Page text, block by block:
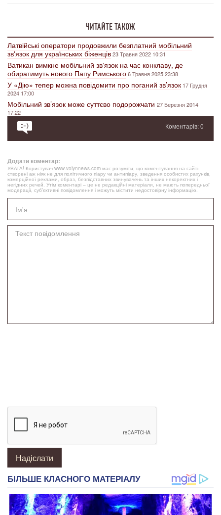
ЧИТАЙТЕ ТАКОЖ
Латвійські оператори продовжили безплатний мобільний
зв'язок для українських біженців23 Травня 2022 10:31
Ватикан вимкне мобільний звʼязок на час конклаву, де
обиратимуть нового Папу Римського6 Травня 2025 23:38
У «Дію» тепер можна повідомити про поганий зв’язок 17 Грудня
2024 17:00
Мобільний зв’язок може суттєво подорожчати 27 Березня 2014
17:22
Коментарів: 0
Додати коментар:
УВАГА! Користувач www.volynnews.com має розуміти, що коментування на сайті
створені аж ніяк не для політичного піару чи антипіару, зведення особистих рахунків,
комерційної реклами, образ, безпідставних звинувачень та інших некоректних і
негідних речей. Утім коментарі – це не редакційні матеріали, не мають попередньої
модерації, суб’єктивні повідомлення і можуть містити недостовірну інформацію.